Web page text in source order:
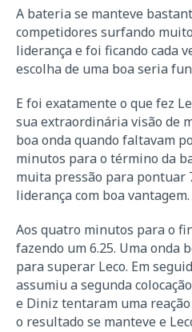
A bateria se manteve
competidores surfando
liderança e foi ficando cada
escolha de uma boa seria
E foi exatamente o que fez
sua extraordinária visão de
boa onda quando faltavam
minutos para o término da
muita pressão para pontuar
liderança com boa vantagem.
Aos quatro minutos para o
fazendo um 6.25. Uma onda
para superar Leco. Em
assumiu a segunda
e Diniz tentaram uma
o resultado se manteve e